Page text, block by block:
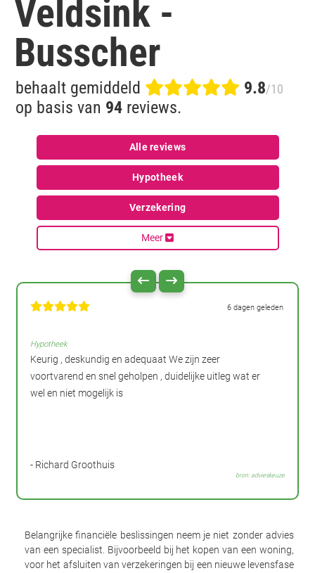
Veldsink -
Busscher
behaalt gemiddeld 9.8/10
op basis van 94 reviews.
Alle reviews
Hypotheek
Verzekering
Meer
6 dagen geleden
Hypotheek
Keurig , deskundig en adequaat We zijn zeer
voortvarend en snel geholpen , duidelijke uitleg wat er
wel en niet mogelijk is
- Richard Groothuis
bron: advieskeuze
Belangrijke financiële beslissingen neem je niet zonder advies
van een specialist. Bijvoorbeeld bij het kopen van een woning,
voor het afsluiten van verzekeringen bij een nieuwe levensfase